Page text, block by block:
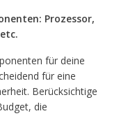
Prozessor,
für deine
für eine
Berücksichtige
die